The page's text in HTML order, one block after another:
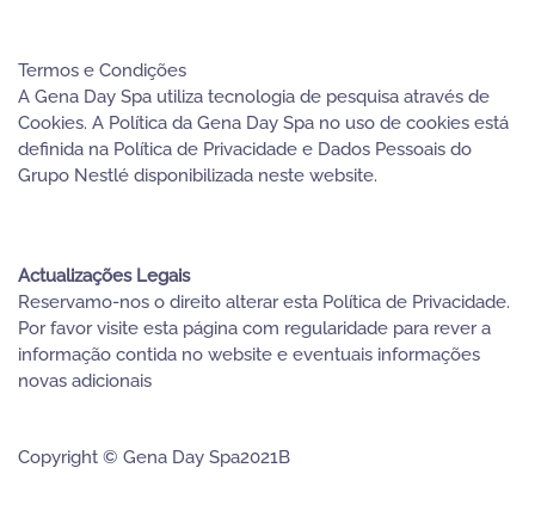
Termos e Condições
A Gena Day Spa utiliza tecnologia de pesquisa através de
Cookies. A Política da Gena Day Spa no uso de cookies está
definida na Política de Privacidade e Dados Pessoais do
Grupo Nestlé disponibilizada neste website.
Actualizações Legais
Reservamo-nos o direito alterar esta Política de Privacidade.
Por favor visite esta página com regularidade para rever a
informação contida no website e eventuais informações
novas adicionais
Copyright © Gena Day Spa2021B